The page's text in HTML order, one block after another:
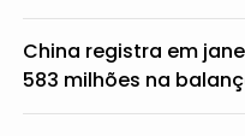
China registra em
583 milhões na